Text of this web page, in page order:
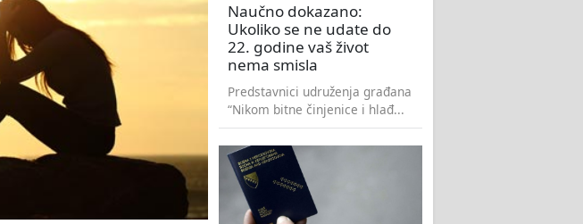
Naučno dokazano:
Ukoliko se ne udate do
22. godine vaš život
nema smisla
Predstavnici udruženja građana
“Nikom bitne činjenice i hlađ...